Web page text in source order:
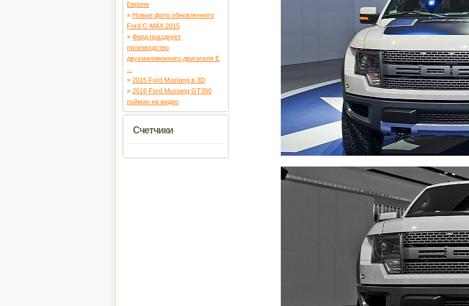
Европе
» Новые фото обновленного
Ford C-MAX 2015
» Форд празднует
производство
двухмиллионного двигателя E
» 2015 Ford Mustang в 3D
» 2016 Ford Mustang GT350
пойман на видео
Счетчики